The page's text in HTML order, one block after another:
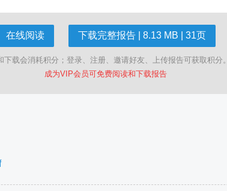
在线阅读 下载完整报告 | 8.13 MB | 31页
下载会消耗积分；登录、注册、邀请好友、上传报告可获取积分。
成为VIP会员可免费阅读和下载报告